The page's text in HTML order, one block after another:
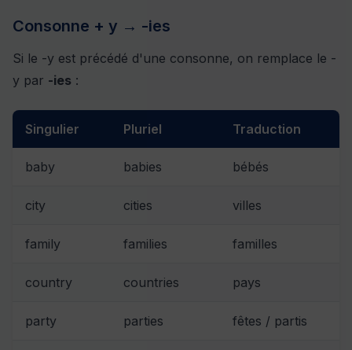
Consonne + y → -ies
Si le -y est précédé d'une consonne, on remplace le -
y par -ies :
Singulier Pluriel Traduction
baby babies bébés
city cities villes
family families familles
country countries pays
party parties fêtes / partis